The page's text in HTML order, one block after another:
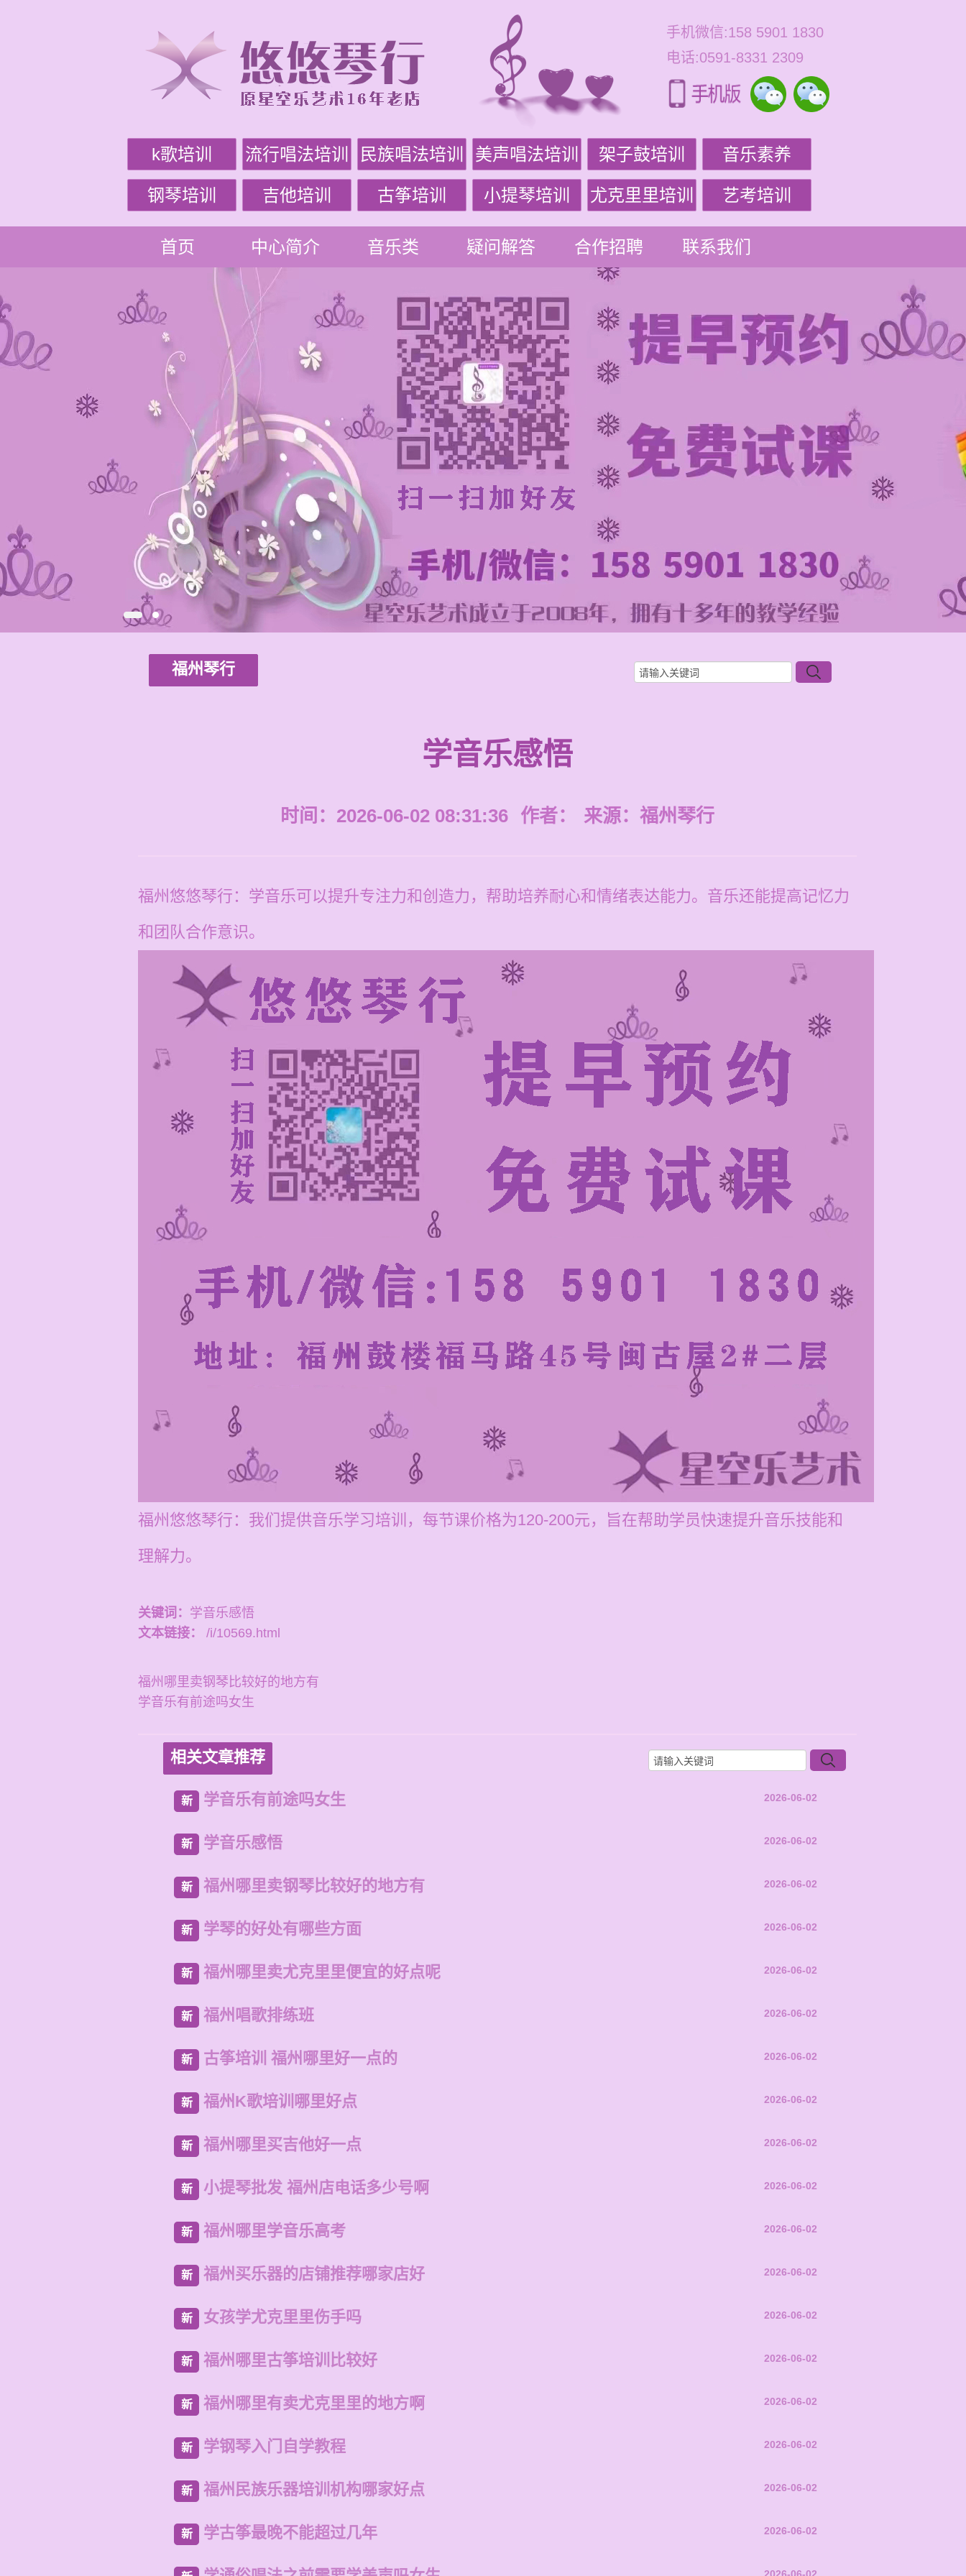
手机微信:158 5901 1830
电话:0591-8331 2309
k歌培训 流行唱法培训 民族唱法培训 美声唱法培训 架子鼓培训 音乐素养
钢琴培训 吉他培训 古筝培训 小提琴培训 尤克里里培训 艺考培训
首页 中心简介 音乐类 疑问解答 合作招聘 联系我们
福州琴行
学音乐感悟
时间：2026-06-02 08:31:36 作者： 来源： 福州琴行
福州悠悠琴行：学音乐可以提升专注力和创造力，帮助培养耐心和情绪表达能力。音乐还能提高记忆力
和团队合作意识。
福州悠悠琴行：我们提供音乐学习培训，每节课价格为120-200元，旨在帮助学员快速提升音乐技能和
理解力。
关键词： 学音乐感悟
文本链接：
/i/10569.html
福州哪里卖钢琴比较好的地方有
学音乐有前途吗女生
相关文章推荐
新 学音乐有前途吗女生 2026-06-02
新 学音乐感悟 2026-06-02
新 福州哪里卖钢琴比较好的地方有 2026-06-02
新 学琴的好处有哪些方面 2026-06-02
新 福州哪里卖尤克里里便宜的好点呢 2026-06-02
新 福州唱歌排练班 2026-06-02
新 古筝培训 福州哪里好一点的 2026-06-02
新 福州K歌培训哪里好点 2026-06-02
新 福州哪里买吉他好一点 2026-06-02
新 小提琴批发 福州店电话多少号啊 2026-06-02
新 福州哪里学音乐高考 2026-06-02
新 福州买乐器的店铺推荐哪家店好 2026-06-02
新 女孩学尤克里里伤手吗 2026-06-02
新 福州哪里古筝培训比较好 2026-06-02
新 福州哪里有卖尤克里里的地方啊 2026-06-02
新 学钢琴入门自学教程 2026-06-02
新 福州民族乐器培训机构哪家好点 2026-06-02
新 学古筝最晚不能超过几年 2026-06-02